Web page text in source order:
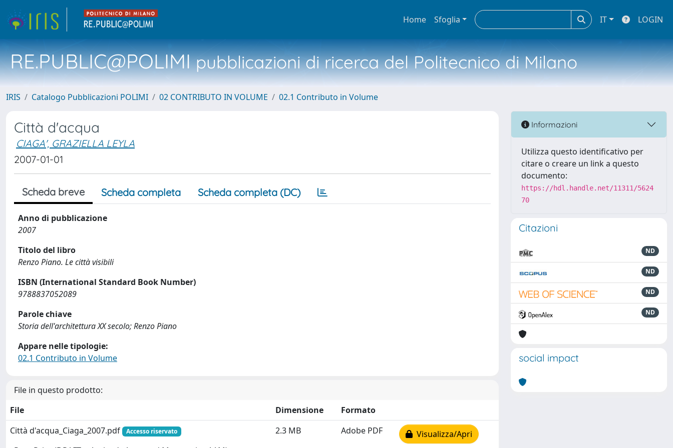
Home Sfoglia IT LOGIN
RE.PUBLIC@POLIMIpubblicazioni di ricerca del Politecnico di Milano
IRIS Catalogo Pubblicazioni POLIMI 02 CONTRIBUTO IN VOLUME 02.1 Contributo in Volume
Città d'acqua
CIAGA', GRAZIELLA LEYLA
2007-01-01
Scheda breve Scheda completa Scheda completa (DC)
Anno di pubblicazione
2007
Titolo del libro
Renzo Piano. Le città visibili
ISBN (International Standard Book Number)
9788837052089
Parole chiave
Storia dell'architettura XX secolo; Renzo Piano
Appare nelle tipologie:
02.1 Contributo in Volume
File in questo prodotto:
File
Dimensione
Formato
Città d'acqua_Ciaga_2007.pdf
Accesso riservato 2.3 MB Adobe PDF Visualizza/Apri
Informazioni
Utilizza questo identificativo per
citare o creare un link a questo
documento:
https://hdl.handle.net/11311/5624
70
Citazioni
ND
ND
ND
ND
social impact